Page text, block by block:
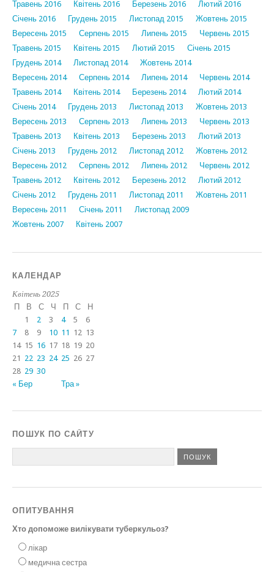
Травень 2016 Квітень 2016 Березень 2016
Лютий 2016
Січень 2016
Грудень 2015 Листопад 2015
Жовтень 2015
Вересень 2015
Серпень 2015 Липень 2015
Червень 2015
Травень 2015
Квітень 2015 Лютий 2015
Січень 2015
Грудень 2014
Листопад 2014
Жовтень 2014
Вересень 2014
Серпень 2014 Липень 2014
Червень 2014
Травень 2014
Квітень 2014 Березень 2014
Лютий 2014
Січень 2014
Грудень 2013 Листопад 2013
Жовтень 2013
Вересень 2013
Серпень 2013 Липень 2013
Червень 2013
Травень 2013
Квітень 2013 Березень 2013
Лютий 2013
Січень 2013
Грудень 2012 Листопад 2012
Жовтень 2012
Вересень 2012
Серпень 2012 Липень 2012
Червень 2012
Травень 2012
Квітень 2012 Березень 2012
Лютий 2012
Січень 2012
Грудень 2011 Листопад 2011
Жовтень 2011
Вересень 2011
Січень 2011
Листопад 2009
Жовтень 2007
Квітень 2007
КАЛЕНДАР
Квітень 2025
П
В С Ч П С Н
« Бер Тра »
1 2 3 4 5
6
7
8 9 10 11 12 13
14 15 16 17 18 19 20
21 22 23 24 25 26 27
28 29 30
ПОШУК ПО САЙТУ
ОПИТУВАННЯ
Хто допоможе вилікувати туберкульоз?
лікар
медична сестра